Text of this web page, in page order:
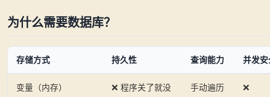
为什么需要数据库？
存储方式 持久性 查询能力 并发安
变量（内存） ❌ 程序关了就没 手动遍历 ❌